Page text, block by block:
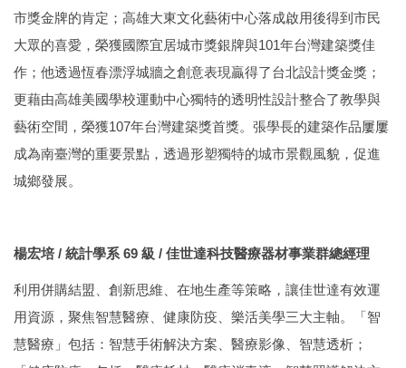
市獎金牌的肯定；高雄大東文化藝術中心落成啟用後得到市民
大眾的喜愛，榮獲國際宜居城市獎銀牌與101年台灣建築獎佳
作；他透過恆春漂浮城牆之創意表現贏得了台北設計獎金獎；
更藉由高雄美國學校運動中心獨特的透明性設計整合了教學與
藝術空間，榮獲107年台灣建築獎首獎。張學長的建築作品屢屢
成為南臺灣的重要景點，透過形塑獨特的城市景觀風貌，促進
城鄉發展。
楊宏培 / 統計學系 69 級 / 佳世達科技醫療器材事業群總經理
利用併購結盟、創新思維、在地生產等策略，讓佳世達有效運
用資源，聚焦智慧醫療、健康防疫、樂活美學三大主軸。「智
慧醫療」包括：智慧手術解決方案、醫療影像、智慧透析；